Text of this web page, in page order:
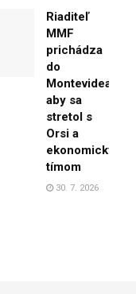
Riaditeľ
MMF
prichádza
do
Montevidea,
aby sa
stretol s
Orsi a
ekonomickým
tímom
30. 7. 2026